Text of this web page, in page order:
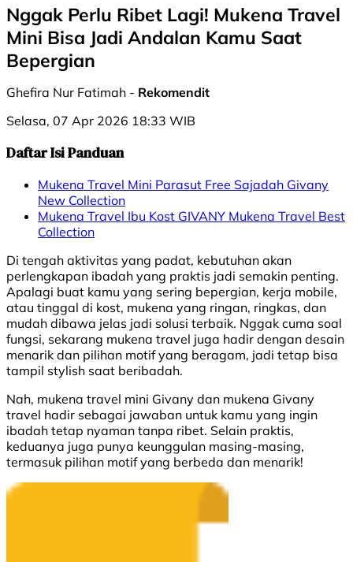
Nggak Perlu Ribet Lagi! Mukena Travel
Mini Bisa Jadi Andalan Kamu Saat
Bepergian
Ghefira Nur Fatimah - Rekomendit
Selasa, 07 Apr 2026 18:33 WIB
Daftar Isi Panduan
Mukena Travel Mini Parasut Free Sajadah Givany
New Collection
Mukena Travel Ibu Kost GIVANY Mukena Travel Best
Collection
Di tengah aktivitas yang padat, kebutuhan akan
perlengkapan ibadah yang praktis jadi semakin penting.
Apalagi buat kamu yang sering bepergian, kerja mobile,
atau tinggal di kost, mukena yang ringan, ringkas, dan
mudah dibawa jelas jadi solusi terbaik. Nggak cuma soal
fungsi, sekarang mukena travel juga hadir dengan desain
menarik dan pilihan motif yang beragam, jadi tetap bisa
tampil stylish saat beribadah.
Nah, mukena travel mini Givany dan mukena Givany
travel hadir sebagai jawaban untuk kamu yang ingin
ibadah tetap nyaman tanpa ribet. Selain praktis,
keduanya juga punya keunggulan masing-masing,
termasuk pilihan motif yang berbeda dan menarik!